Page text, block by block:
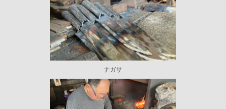
ナガサ